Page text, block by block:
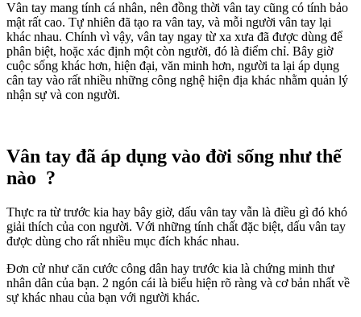
Vân tay mang tính cá nhân, nên đồng thời vân tay cũng có tính bảo
mật rất cao. Tự nhiên đã tạo ra vân tay, và mỗi người vân tay lại
khác nhau. Chính vì vậy, vân tay ngay từ xa xưa đã được dùng để
phân biệt, hoặc xác định một còn người, đó là điểm chỉ. Bây giờ
cuộc sống khác hơn, hiện đại, văn minh hơn, người ta lại áp dụng
cân tay vào rất nhiều những công nghệ hiện địa khác nhằm quản lý
nhận sự và con người.
Vân tay đã áp dụng vào đời sống như thế
nào ?
Thực ra từ trước kia hay bây giờ, dấu vân tay vẫn là điều gì đó khó
giải thích của con người. Với những tính chất đặc biệt, dấu vân tay
được dùng cho rất nhiều mục đích khác nhau.
Đơn cử như căn cước công dân hay trước kia là chứng minh thư
nhân dân của bạn. 2 ngón cái là biểu hiện rõ ràng và cơ bản nhất về
sự khác nhau của bạn với người khác.